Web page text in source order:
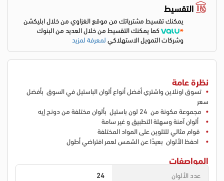
التقسيط
يمكنك تقسيط مشترياتك من موقع الغزاوي من خلال ابليكشن
كما يمكنك التقسيط من خلال العديد من البنوك
وشركات التمويل الاستهلاكيلمعرفة لمزيد
نظرة عامة
تسوق اونلاين واشتري أفضل أنواع ألوان الباستيل في السوق بأفضل
سعر
مجموعة مكونة من 24 لون باستيل بألوان مختلفة من دونج إيه
ألوان آمنة وسهلة التطبيق و غير سامة
قوام مثالي للتلوين على المواد المختلفة
احفظ الألوان بعيدًا عن الشمس لعمر افتراضي أطول
المواصفات
عدد الألوان 24